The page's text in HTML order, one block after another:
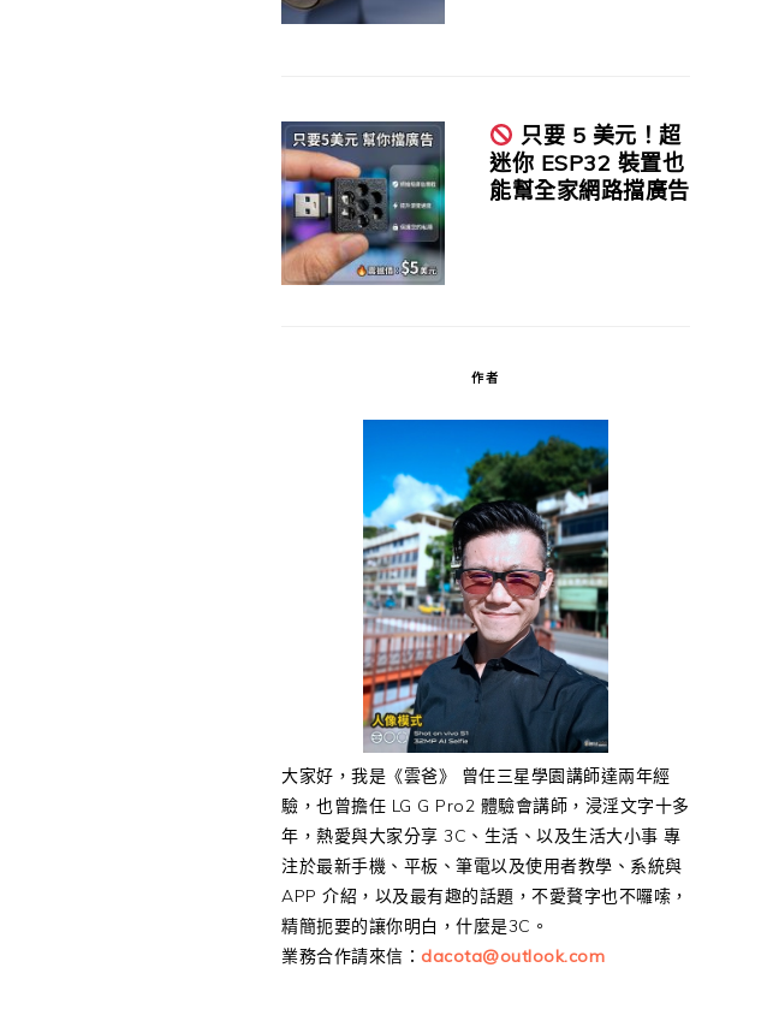
只要 5 美元！超
迷你 ESP32 裝置也
能幫全家網路擋廣告
作者
大家好，我是《雲爸》 曾任三星學園講師達兩年經
驗，也曾擔任 LG G Pro2 體驗會講師，浸淫文字十多
年，熱愛與大家分享 3C、生活、以及生活大小事 專
注於最新手機、平板、筆電以及使用者教學、系統與
APP 介紹，以及最有趣的話題，不愛贅字也不囉嗦，
精簡扼要的讓你明白，什麼是3C。
業務合作請來信： dacota@outlook.com